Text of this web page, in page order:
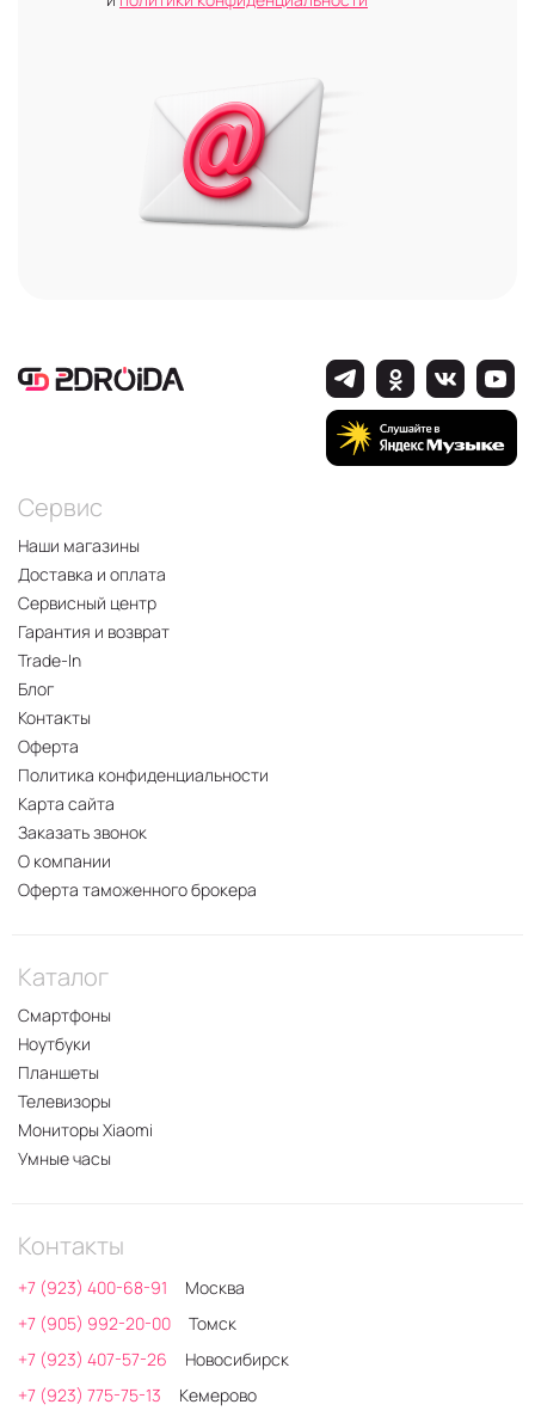
Сервис
Наши магазины
Доставка и оплата
Сервисный центр
Гарантия и возврат
Trade-In
Блог
Контакты
Оферта
Политика конфиденциальности
Карта сайта
Заказать звонок
О компании
Оферта таможенного брокера
Каталог
Смартфоны
Ноутбуки
Планшеты
Телевизоры
Мониторы Xiaomi
Умные часы
Контакты
+7 (923) 400-68-91
Москва
+7 (905) 992-20-00
Томск
+7 (923) 407-57-26
Новосибирск
+7 (923) 775-75-13
Кемерово